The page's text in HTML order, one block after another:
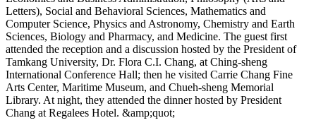
Letters), Social and Behavioral Sciences, Mathematics and
Computer Science, Physics and Astronomy, Chemistry and Earth
Sciences, Biology and Pharmacy, and Medicine. The guest first
attended the reception and a discussion hosted by the President of
Tamkang University, Dr. Flora C.I. Chang, at Ching-sheng
International Conference Hall; then he visited Carrie Chang Fine
Arts Center, Maritime Museum, and Chueh-sheng Memorial
Library. At night, they attended the dinner hosted by President
Chang at Regalees Hotel. &amp;quot;